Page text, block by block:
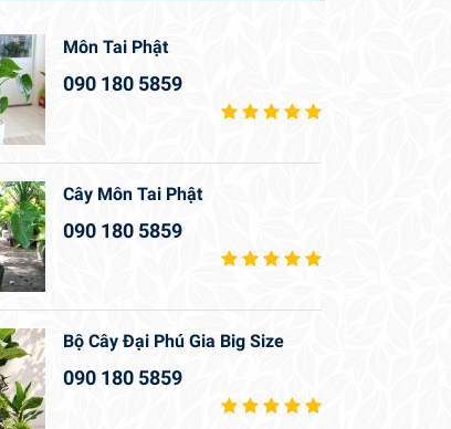
Môn Tai Phật
090 180 5859
Cây Môn Tai Phật
090 180 5859
Bộ Cây Đại Phú Gia Big Size
090 180 5859